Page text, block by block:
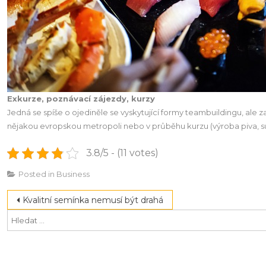
Exkurze, poznávací zájezdy, kurzy
Jedná se spíše o ojediněle se vyskytující formy teambuildingu, ale
nějakou evropskou metropoli nebo v průběhu kurzu (výroba piva,
3.8/5 - (11 votes)
Posted in Business
Navigace
pro
Kvalitní semínka nemusí být drahá